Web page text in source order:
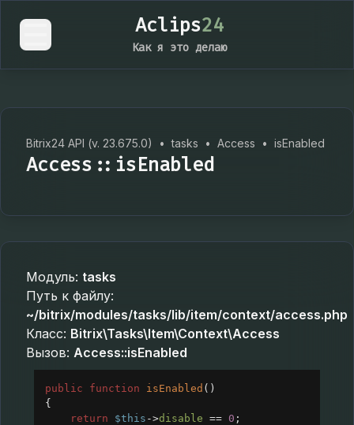
Aclips24
Как я это делаю
Bitrix24 API (v. 23.675.0) • tasks • Access • isEnabled
Access::isEnabled
Модуль: tasks
Путь к файлу:
~/bitrix/modules/tasks/lib/item/context/access.php
Класс: Bitrix\Tasks\Item\Context\Access
Вызов: Access::isEnabled
public function isEnabled ()
{
return
$this ->disable == 0 ;